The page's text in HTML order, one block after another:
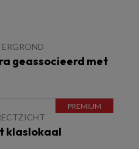
geassocieerd met
klaslokaal